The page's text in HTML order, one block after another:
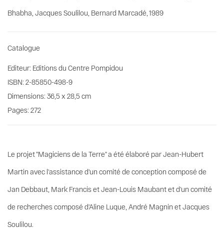
Bhabha, Jacques Soulilou, Bernard Marcadé, 1989
Catalogue
Editeur: Editions du Centre Pompidou
ISBN: 2-85850-498-9
Dimensions: 36,5 x 28,5 cm
Pages: 272
Le projet "Magiciens de la Terre" a été élaboré par Jean-Hubert
Martin avec l'assistance d'un comité de conception composé de
Jan Debbaut, Mark Francis et Jean-Louis Maubant et d'un comité
de recherches composé d'Aline Luque, André Magnin et Jacques
Soulilou.